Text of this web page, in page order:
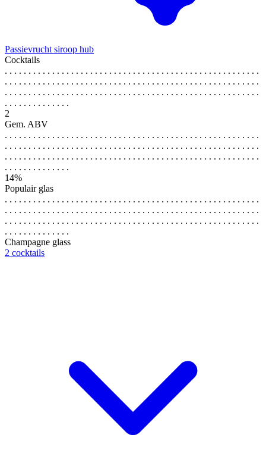
Passievrucht siroop hub
Cocktails
. . . . . . . . . . . . . . . . . . . . . . . . . . . . . . . . . . . . . . . . . . . . . . . . . . . . . .
. . . . . . . . . . . . . . . . . . . . . . . . . . . . . . . . . . . . . . . . . . . . . . . . . . . . . .
. . . . . . . . . . . . . . . . . . . . . . . . . . . . . . . . . . . . . . . . . . . . . . . . . . . . . .
. . . . . . . . . . . . . .
2
Gem. ABV
. . . . . . . . . . . . . . . . . . . . . . . . . . . . . . . . . . . . . . . . . . . . . . . . . . . . . .
. . . . . . . . . . . . . . . . . . . . . . . . . . . . . . . . . . . . . . . . . . . . . . . . . . . . . .
. . . . . . . . . . . . . . . . . . . . . . . . . . . . . . . . . . . . . . . . . . . . . . . . . . . . . .
. . . . . . . . . . . . . .
14%
Populair glas
. . . . . . . . . . . . . . . . . . . . . . . . . . . . . . . . . . . . . . . . . . . . . . . . . . . . . .
. . . . . . . . . . . . . . . . . . . . . . . . . . . . . . . . . . . . . . . . . . . . . . . . . . . . . .
. . . . . . . . . . . . . . . . . . . . . . . . . . . . . . . . . . . . . . . . . . . . . . . . . . . . . .
. . . . . . . . . . . . . .
Champagne glass
2 cocktails